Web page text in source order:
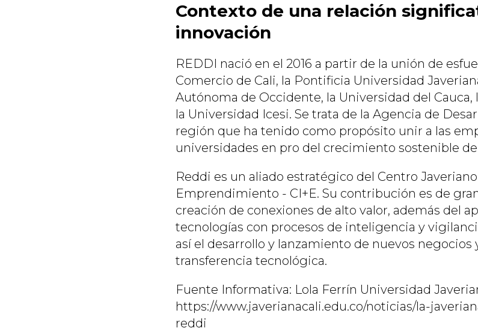
Contexto de una relación
innovación
REDDI nació en el 2016 a partir de la unión de
Comercio de Cali, la Pontificia Universidad
Autónoma de Occidente, la Universidad del Cauca,
la Universidad Icesi. Se trata de la Agencia de
región que ha tenido como propósito unir a las
universidades en pro del crecimiento sostenible
Reddi es un aliado estratégico del Centro
Emprendimiento - CI+E. Su contribución es de
creación de conexiones de alto valor, además del
tecnologías con procesos de inteligencia y
así el desarrollo y lanzamiento de nuevos
transferencia tecnológica.
Fuente Informativa: Lola Ferrín Universidad
https://www.javerianacali.edu.co/noticias/la-
reddi